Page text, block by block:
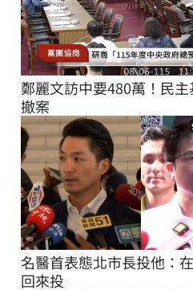
鄭麗文訪中要480萬！民
撤案
名醫首表態北市長投他：
回來投